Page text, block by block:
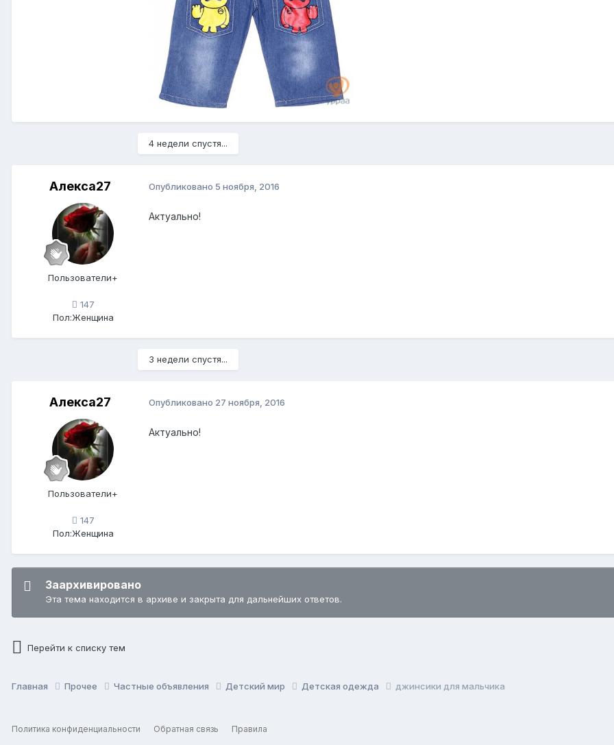
4 недели спустя...
Алекса27
Пользователи+
147
Пол:Женщина
Опубликовано 5 ноября, 2016
Актуально!
3 недели спустя...
Алекса27
Пользователи+
147
Пол:Женщина
Опубликовано 27 ноября, 2016
Актуально!
Заархивировано
Эта тема находится в архиве и закрыта для дальнейших ответов.
Перейти к списку тем
Главная Прочее Частные объявления Детский мир Детская одежда джинсики для мальчика
Политика конфиденциальности Обратная связь Правила